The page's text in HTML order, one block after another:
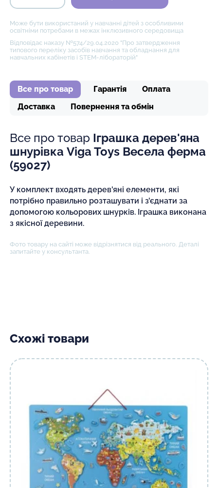
Може бути використаний у навчанні дітей з особливими
освітніми потребами в межах інклюзивного середовища
Відповідає наказу №574/29.04.2020 "Про затвердження
типового переліку засобів навчання та обладнання для
навчальних кабінетів і STEM-лібораторій"
Все про товар Гарантія
Оплата
Доставка
Повернення та обмін
Все про товар Іграшка дерев'яна
шнурівка Viga Toys Весела ферма
(59027)
У комплект входять дерев'яні елементи, які
потрібно правильно розташувати і з'єднати за
допомогою кольорових шнурків. Іграшка виконана
з якісної деревини.
Фото товару на сайті може відрізнятися від реального. Деталі
запитайте у консультанта.
Схожі товари